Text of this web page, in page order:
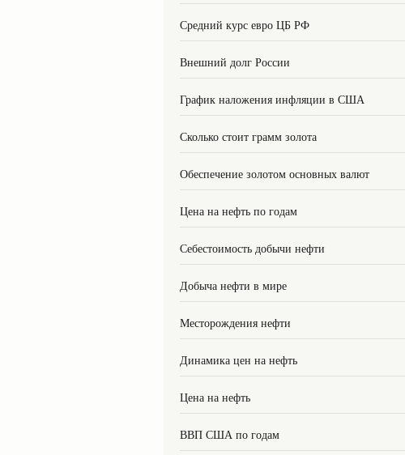
Средний курс евро ЦБ РФ
Внешний долг России
График наложения инфляции в США
Сколько стоит грамм золота
Обеспечение золотом основных валют
Цена на нефть по годам
Себестоимость добычи нефти
Добыча нефти в мире
Месторождения нефти
Динамика цен на нефть
Цена на нефть
ВВП США по годам